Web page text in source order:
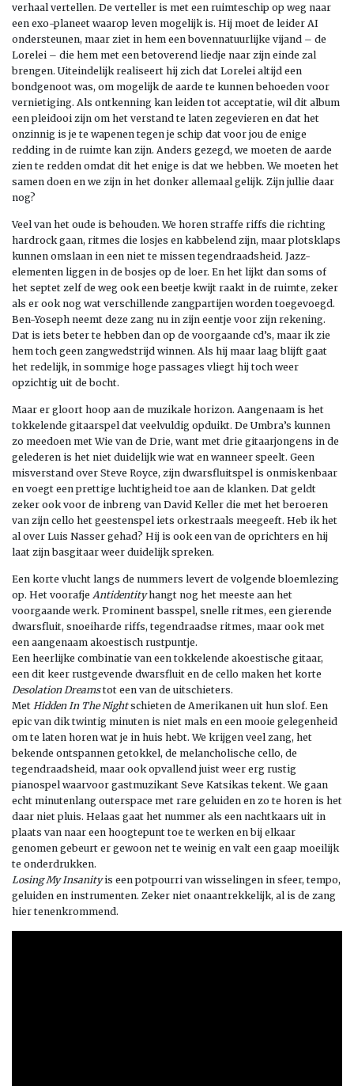
verhaal vertellen. De verteller is met een ruimteschip op weg naar
een exo-planeet waarop leven mogelijk is. Hij moet de leider AI
ondersteunen, maar ziet in hem een bovennatuurlijke vijand – de
Lorelei – die hem met een betoverend liedje naar zijn einde zal
brengen. Uiteindelijk realiseert hij zich dat Lorelei altijd een
bondgenoot was, om mogelijk de aarde te kunnen behoeden voor
vernietiging. Als ontkenning kan leiden tot acceptatie, wil dit album
een pleidooi zijn om het verstand te laten zegevieren en dat het
onzinnig is je te wapenen tegen je schip dat voor jou de enige
redding in de ruimte kan zijn. Anders gezegd, we moeten de aarde
zien te redden omdat dit het enige is dat we hebben. We moeten het
samen doen en we zijn in het donker allemaal gelijk. Zijn jullie daar
nog?
Veel van het oude is behouden. We horen straffe riffs die richting
hardrock gaan, ritmes die losjes en kabbelend zijn, maar plotsklaps
kunnen omslaan in een niet te missen tegendraadsheid. Jazz-
elementen liggen in de bosjes op de loer. En het lijkt dan soms of
het septet zelf de weg ook een beetje kwijt raakt in de ruimte, zeker
als er ook nog wat verschillende zangpartijen worden toegevoegd.
Ben-Yoseph neemt deze zang nu in zijn eentje voor zijn rekening.
Dat is iets beter te hebben dan op de voorgaande cd’s, maar ik zie
hem toch geen zangwedstrijd winnen. Als hij maar laag blijft gaat
het redelijk, in sommige hoge passages vliegt hij toch weer
opzichtig uit de bocht.
Maar er gloort hoop aan de muzikale horizon. Aangenaam is het
tokkelende gitaarspel dat veelvuldig opduikt. De Umbra’s kunnen
zo meedoen met Wie van de Drie, want met drie gitaarjongens in de
gelederen is het niet duidelijk wie wat en wanneer speelt. Geen
misverstand over Steve Royce, zijn dwarsfluitspel is onmiskenbaar
en voegt een prettige luchtigheid toe aan de klanken. Dat geldt
zeker ook voor de inbreng van David Keller die met het beroeren
van zijn cello het geestenspel iets orkestraals meegeeft. Heb ik het
al over Luis Nasser gehad? Hij is ook een van de oprichters en hij
laat zijn basgitaar weer duidelijk spreken.
Een korte vlucht langs de nummers levert de volgende bloemlezing
op. Het voorafje Antidentityhangt nog het meeste aan het
voorgaande werk. Prominent basspel, snelle ritmes, een gierende
dwarsfluit, snoeiharde riffs, tegendraadse ritmes, maar ook met
een aangenaam akoestisch rustpuntje.
Een heerlijke combinatie van een tokkelende akoestische gitaar,
een dit keer rustgevende dwarsfluit en de cello maken het korte
Desolation Dreamstot een van de uitschieters.
Met Hidden In The Nightschieten de Amerikanen uit hun slof. Een
epic van dik twintig minuten is niet mals en een mooie gelegenheid
om te laten horen wat je in huis hebt. We krijgen veel zang, het
bekende ontspannen getokkel, de melancholische cello, de
tegendraadsheid, maar ook opvallend juist weer erg rustig
pianospel waarvoor gastmuzikant Seve Katsikas tekent. We gaan
echt minutenlang outerspace met rare geluiden en zo te horen is het
daar niet pluis. Helaas gaat het nummer als een nachtkaars uit in
plaats van naar een hoogtepunt toe te werken en bij elkaar
genomen gebeurt er gewoon net te weinig en valt een gaap moeilijk
te onderdrukken.
Losing My Insanityis een potpourri van wisselingen in sfeer, tempo,
geluiden en instrumenten. Zeker niet onaantrekkelijk, al is de zang
hier tenenkrommend.